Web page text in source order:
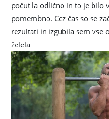
počutila odlično in to je bilo
pomembno. Čez čas so se
rezultati in izgubila sem vse
želela.